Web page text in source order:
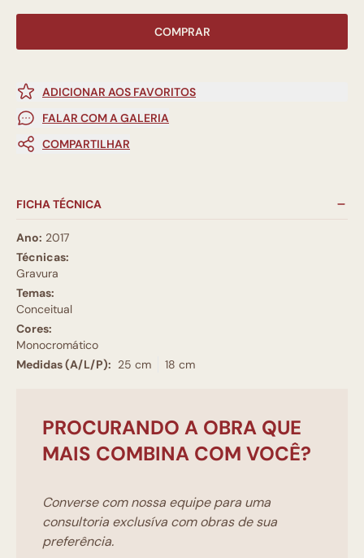
COMPRAR
ADICIONAR AOS FAVORITOS
FALAR COM A GALERIA
COMPARTILHAR
FICHA TÉCNICA
Ano: 2017
Técnicas:
Gravura
Temas:
Conceitual
Cores:
Monocromático
Medidas (A/L/P): 25 cm 18 cm
PROCURANDO A OBRA QUE
MAIS COMBINA COM VOCÊ?
Converse com nossa equipe para uma
consultoria exclusíva com obras de sua
preferência.